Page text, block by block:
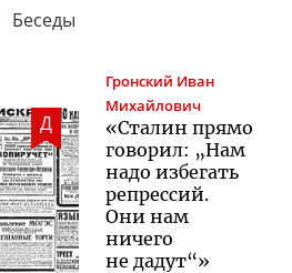
Беседы
Д
Гронский Иван
Михайлович
«Сталин прямо
говорил: „Нам
надо избегать
репрессий.
Они нам
ничего
не дадут“»